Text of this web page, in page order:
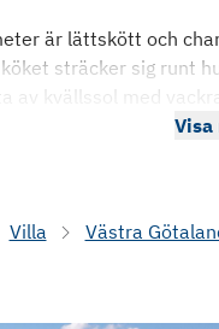
är lättskött och
sträcker sig runt
av kvällssol med vackra
Visa
Villa Västra